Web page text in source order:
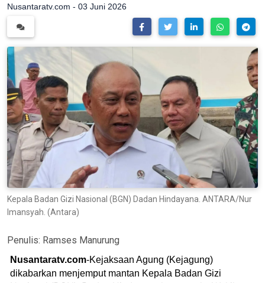
Nusantaratv.com - 03 Juni 2026
Kepala Badan Gizi Nasional (BGN) Dadan Hindayana. ANTARA/Nur
Imansyah. (Antara)
Penulis: Ramses Manurung
Nusantaratv.com-Kejaksaan Agung (Kejagung)
dikabarkan menjemput mantan Kepala Badan Gizi